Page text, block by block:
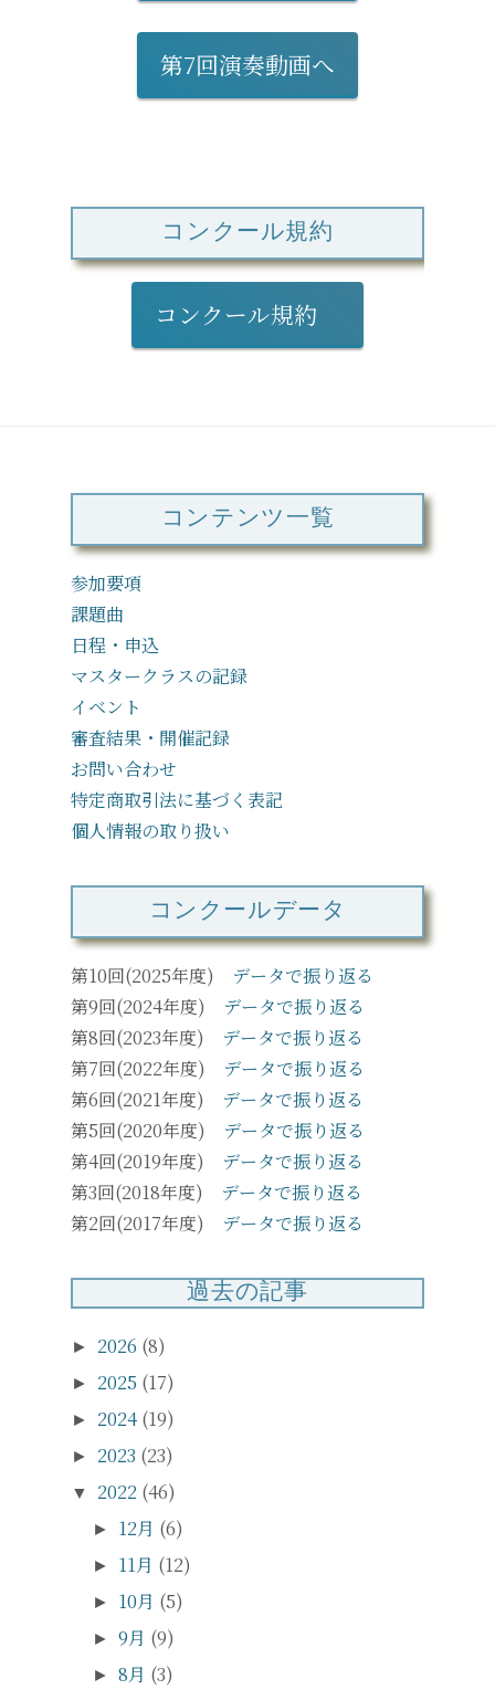
第7回演奏動画へ
コンクール規約
コンクール規約
コンテンツ一覧
参加要項
課題曲
日程・申込
マスタークラスの記録
イベント
審査結果・開催記録
お問い合わせ
特定商取引法に基づく表記
個人情報の取り扱い
コンクールデータ
第10回(2025年度) データで振り返る
第9回(2024年度) データで振り返る
第8回(2023年度) データで振り返る
第7回(2022年度) データで振り返る
第6回(2021年度) データで振り返る
第5回(2020年度) データで振り返る
第4回(2019年度) データで振り返る
第3回(2018年度) データで振り返る
第2回(2017年度) データで振り返る
過去の記事
► 2026 (8)
► 2025 (17)
► 2024 (19)
► 2023 (23)
▼ 2022 (46)
► 12月 (6)
► 11月 (12)
► 10月 (5)
►9月 (9)
►8月 (3)